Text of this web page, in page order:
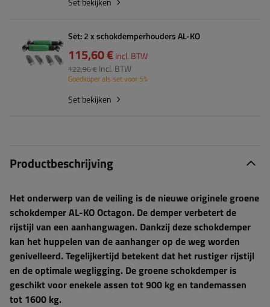
Set: 2 x schokdemperhouders AL-KO
115,60 €Incl. BTW
122,96 € Incl. BTW
Goedkoper als set voor 5%
Set bekijken
Productbeschrijving
Het onderwerp van de veiling is de nieuwe originele groene
schokdemper AL-KO Octagon. De demper verbetert de
rijstijl van een aanhangwagen. Dankzij deze schokdemper
kan het huppelen van de aanhanger op de weg worden
genivelleerd. Tegelijkertijd betekent dat het rustiger rijstijl
en de optimale wegligging. De groene schokdemper is
geschikt voor enekele assen tot 900 kg en tandemassen
tot 1600 kg.